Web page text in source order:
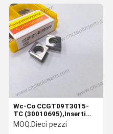
Wc-Co CCGT09T3015-
TC (30010695),Inserti
CNC non rivestiti sono
adatti per la lavorazione
MOQ:Dieci pezzi